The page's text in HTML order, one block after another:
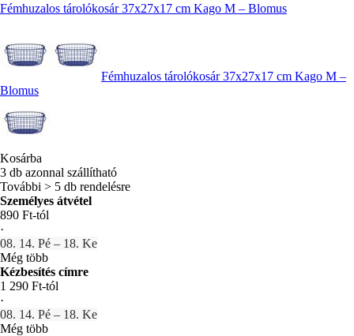
Fémhuzalos tárolókosár 37x27x17 cm Kago M – Blomus
Fémhuzalos tárolókosár 37x27x17 cm Kago M –
Blomus
Kosárba
3 db azonnal szállítható
További > 5 db rendelésre
Személyes átvétel
890 Ft-tól
·
08. 14. Pé – 18. Ke
Még több
Kézbesítés címre
1 290 Ft-tól
·
08. 14. Pé – 18. Ke
Még több